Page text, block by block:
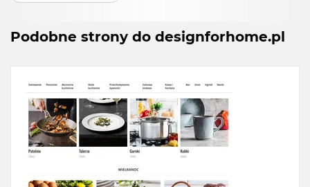
Podobne strony do designforhome.pl